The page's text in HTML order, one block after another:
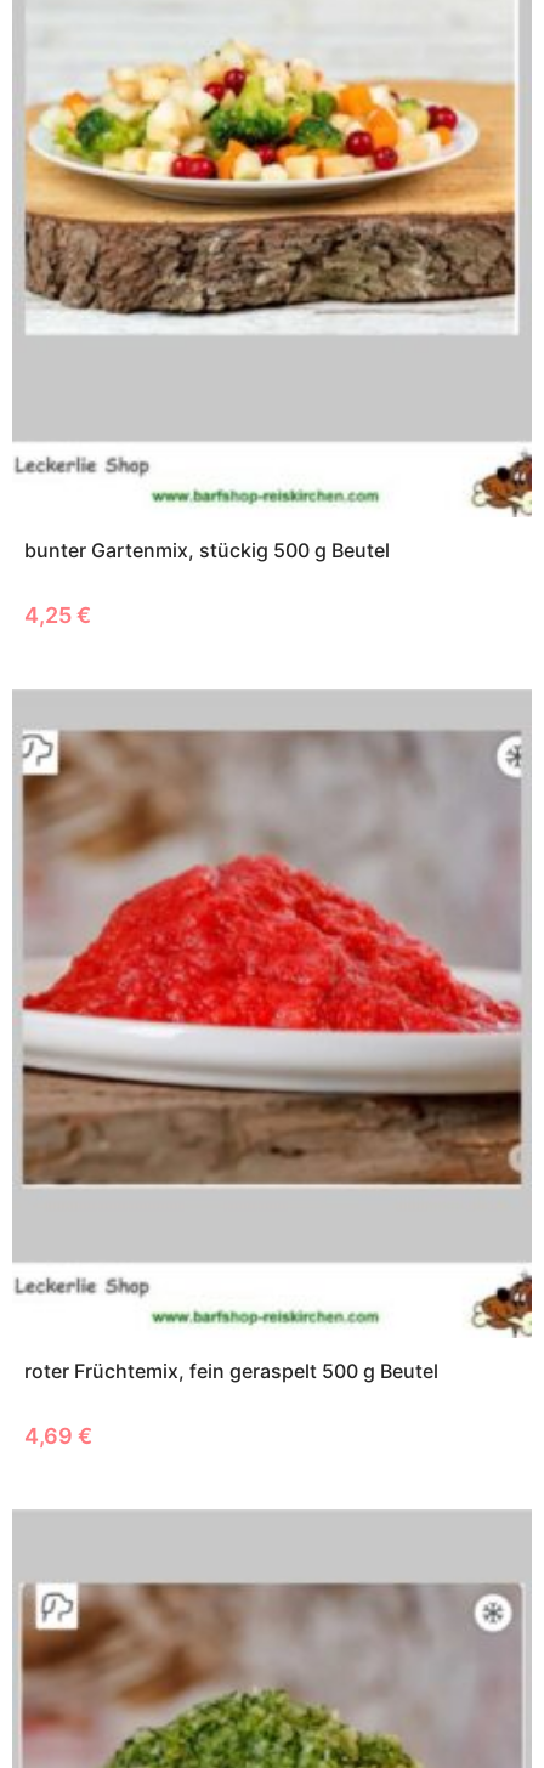
bunter Gartenmix, stückig 500 g Beutel
4,25€
roter Früchtemix, fein geraspelt 500 g Beutel
4,69 €